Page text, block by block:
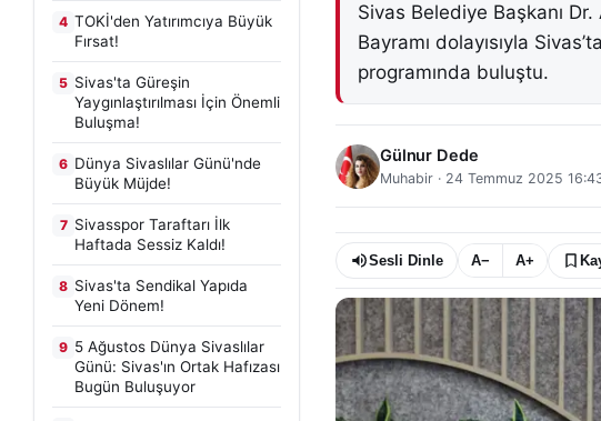
4 TOKİ'den Yatırımcıya Büyük
Fırsat!
5 Sivas'ta Güreşin
Yaygınlaştırılması İçin Önemli
Buluşma!
6 Dünya Sivaslılar Günü'nde
Büyük Müjde!
7 Sivasspor Taraftarı İlk
Haftada Sessiz Kaldı!
8 Sivas'ta Sendikal Yapıda
Yeni Dönem!
9 5 Ağustos Dünya Sivaslılar
Günü: Sivas'ın Ortak Hafızası
Bugün Buluşuyor
Sivas Belediye Başkanı
Bayramı dolayısıyla
programında buluştu.
Gülnur Dede
Muhabir · 24 Temmuz 2025
Sesli Dinle A− A+